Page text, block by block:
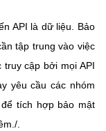
API là dữ liệu. Bảo
tập trung vào việc
cập bởi mọi API
yêu cầu các nhóm
tích hợp bảo mật
.